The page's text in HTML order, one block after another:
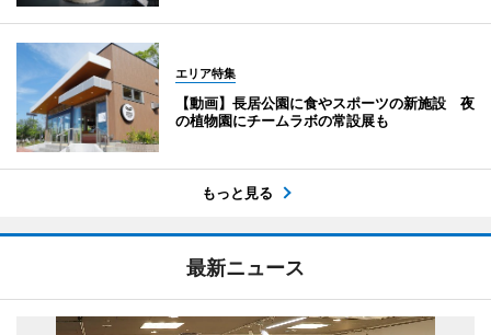
エリア特集
【動画】長居公園に食やスポーツの新施設 夜
の植物園にチームラボの常設展も
もっと見る
最新ニュース